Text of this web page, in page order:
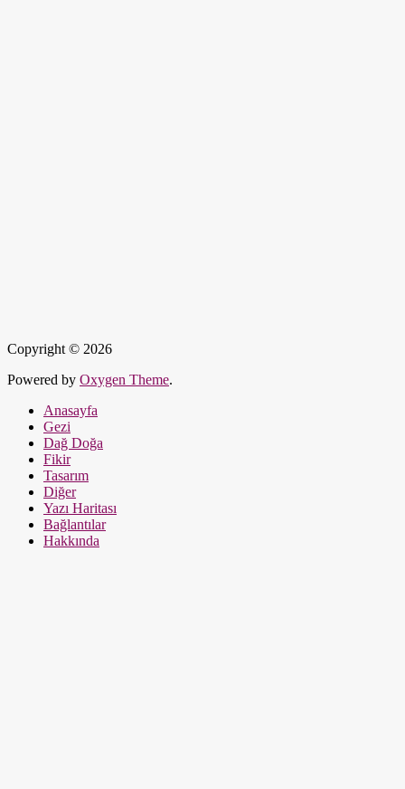
Copyright © 2026
Powered by Oxygen Theme.
Anasayfa
Gezi
Dağ Doğa
Fikir
Tasarım
Diğer
Yazı Haritası
Bağlantılar
Hakkında